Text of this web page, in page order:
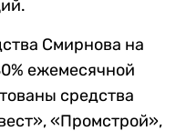
Смирнова на
ежемесячной
средства
«Промстрой»,